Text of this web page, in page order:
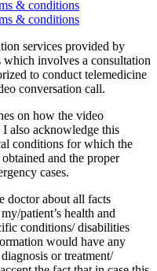
& conditions
& conditions
services provided by
involves a consultation
to conduct telemedicine
conversation call.
on how the video
also acknowledge this
conditions for which the
and the proper
cases.
doctor about all facts
patient’s health and
conditions/ disabilities
would have any
or treatment/